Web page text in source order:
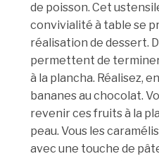
de poisson. Cet
convivialité à table se
réalisation de dessert.
permettent de
à la plancha. Réalisez,
bananes au chocolat.
revenir ces fruits à la
peau. Vous les
avec une touche de